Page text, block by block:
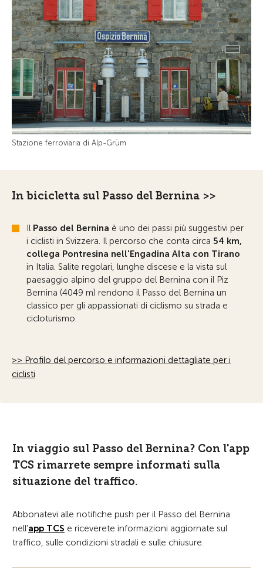
Stazione ferroviaria di Alp-Grüm
In bicicletta sul Passo del Bernina >>
Il Passo del Bernina è uno dei passi più suggestivi per
i ciclisti in Svizzera. Il percorso che conta circa 54 km,
collega Pontresina nell'Engadina Alta con Tirano
in Italia. Salite regolari, lunghe discese e la vista sul
paesaggio alpino del gruppo del Bernina con il Piz
Bernina (4049 m) rendono il Passo del Bernina un
classico per gli appassionati di ciclismo su strada e
cicloturismo.
>> Profilo del percorso e informazioni dettagliate per i
ciclisti
In viaggio sul Passo del Bernina? Con l'app
TCS rimarrete sempre informati sulla
situazione del traffico.
Abbonatevi alle notifiche push per il Passo del Bernina
nell'app TCS e riceverete informazioni aggiornate sul
traffico, sulle condizioni stradali e sulle chiusure.